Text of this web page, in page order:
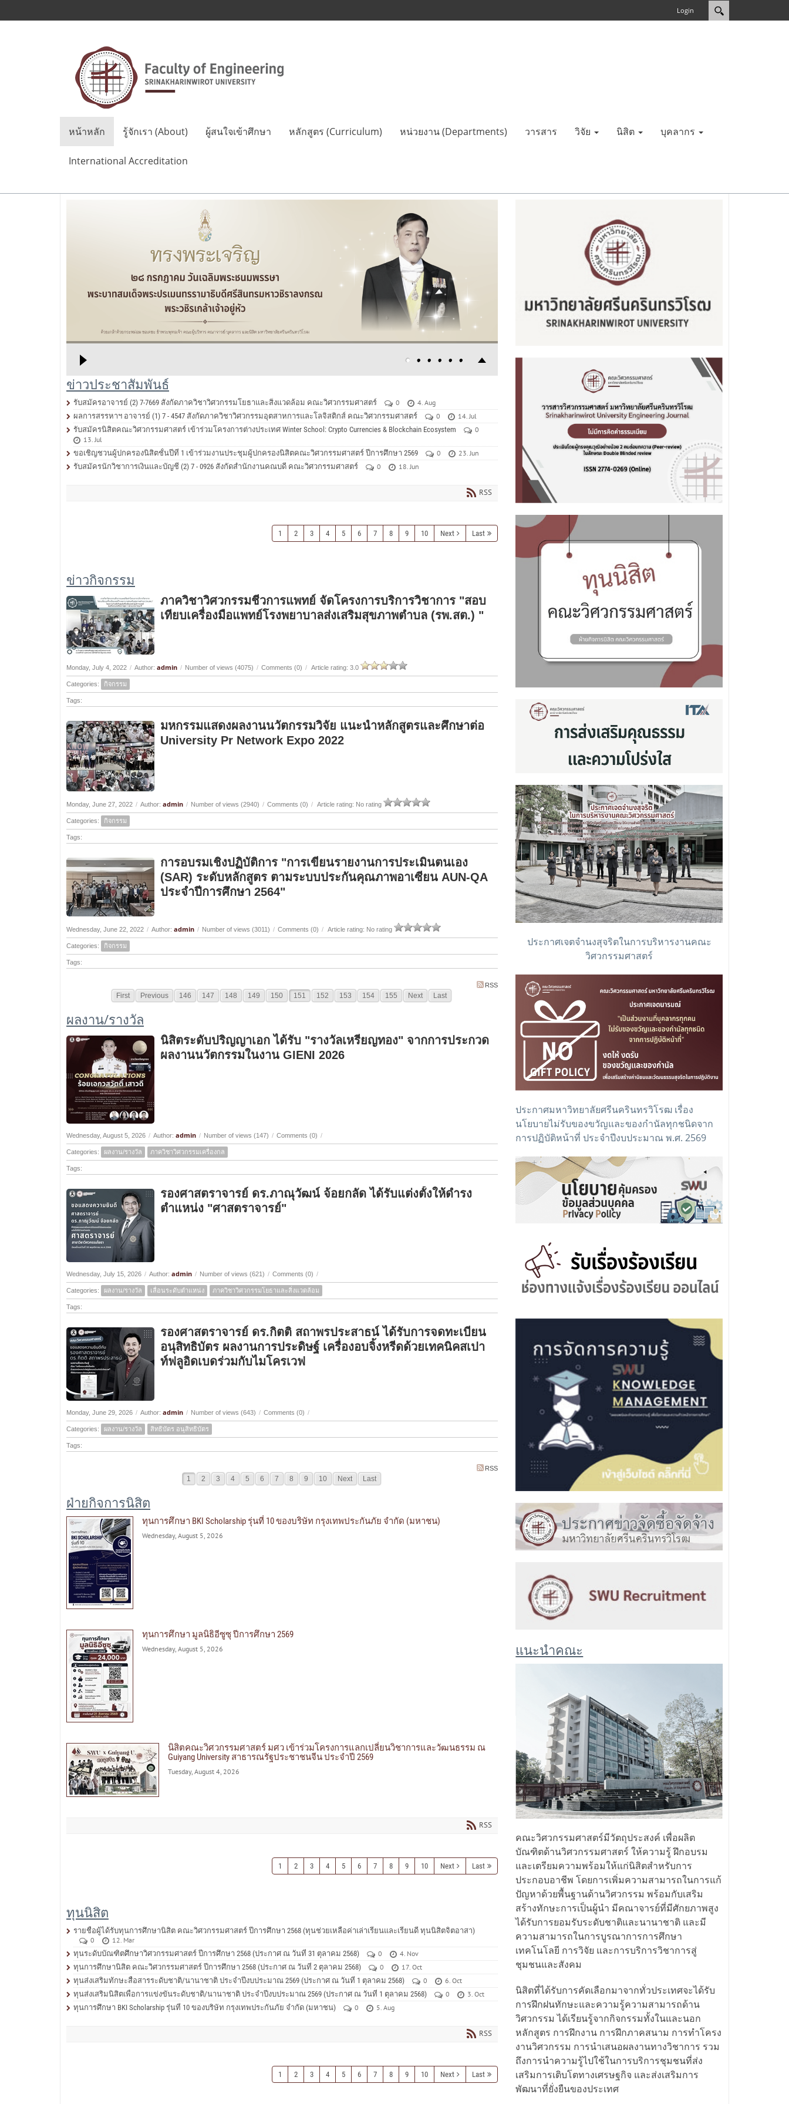
Login
หน้าหลัก รู้จักเรา (About) ผู้สนใจเข้าศึกษา หลักสูตร (Curriculum) หน่วยงาน (Departments) วารสาร วิจัย นิสิต บุคลากร
International Accreditation
ข่าวประชาสัมพันธ์
รับสมัครอาจารย์ (2) 7-7669 สังกัดภาควิชาวิศวกรรมโยธาและสิ่งแวดล้อม คณะวิศวกรรมศาสตร์ 0
4. Aug
ผลการสรรหาฯ อาจารย์ (1) 7 - 4547 สังกัดภาควิชาวิศวกรรมอุตสาหการและโลจิสติกส์ คณะวิศวกรรมศาสตร์
0
14. Jul
รับสมัครนิสิตคณะวิศวกรรมศาสตร์ เข้าร่วมโครงการต่างประเทศ Winter School: Crypto Currencies & Blockchain Ecosystem
0
13. Jul
ขอเชิญชวนผู้ปกครองนิสิตชั้นปีที่ 1 เข้าร่วมงานประชุมผู้ปกครองนิสิตคณะวิศวกรรมศาสตร์ ปีการศึกษา 2569
0
23. Jun
รับสมัครนักวิชาการเงินและบัญชี (2) 7 - 0926 สังกัดสำนักงานคณบดี คณะวิศวกรรมศาสตร์
0 18. Jun
RSS
1 2 3 4 5 6 7 8 9 10 Next Last
ข่าวกิจกรรม
ภาควิชาวิศวกรรมชีวการแพทย์ จัดโครงการบริการวิชาการ "สอบ
เทียบเครื่องมือแพทย์โรงพยาบาลส่งเสริมสุขภาพตำบล (รพ.สต.) "
Monday, July 4, 2022 / Author: admin / Number of views (4075) / Comments (0) / Article rating: 3.0
Categories: กิจกรรม
Tags:
มหกรรมแสดงผลงานนวัตกรรมวิจัย แนะนำหลักสูตรและศึกษาต่อ
University Pr Network Expo 2022
Monday, June 27, 2022 / Author: admin / Number of views (2940) / Comments (0) / Article rating: No rating
Categories: กิจกรรม
Tags:
การอบรมเชิงปฏิบัติการ "การเขียนรายงานการประเมินตนเอง
(SAR) ระดับหลักสูตร ตามระบบประกันคุณภาพอาเซียน AUN-QA
ประจำปีการศึกษา 2564"
Wednesday, June 22, 2022 / Author: admin / Number of views (3011) / Comments (0) / Article rating: No rating
Categories: กิจกรรม
Tags:
RSS
First Previous 146 147 148 149 150 151 152 153 154 155 Next Last
ผลงาน/รางวัล
นิสิตระดับปริญญาเอก ได้รับ "รางวัลเหรียญทอง" จากการประกวด
ผลงานนวัตกรรมในงาน GIENI 2026
Wednesday, August 5, 2026 / Author: admin / Number of views (147) / Comments (0) /
Categories: ผลงาน/รางวัล ภาควิชาวิศวกรรมเครื่องกล
Tags:
รองศาสตราจารย์ ดร.ภาณุวัฒน์ จ้อยกลัด ได้รับแต่งตั้งให้ดำรง
ตำแหน่ง "ศาสตราจารย์"
Wednesday, July 15, 2026 / Author: admin / Number of views (621) / Comments (0) /
Categories: ผลงาน/รางวัล เลื่อนระดับตำแหน่ง ภาควิชาวิศวกรรมโยธาและสิ่งแวดล้อม
Tags:
รองศาสตราจารย์ ดร.กิตติ สถาพรประสาธน์ ได้รับการจดทะเบียน
อนุสิทธิบัตร ผลงานการประดิษฐ์ เครื่องอบจิ้งหรีดด้วยเทคนิคสเปา
ท์ฟลูอิดเบดร่วมกับไมโครเวฟ
Monday, June 29, 2026 / Author: admin / Number of views (643) / Comments (0) /
Categories: ผลงาน/รางวัล สิทธิบัตร อนุสิทธิบัตร
Tags:
RSS
1 2 3 4 5 6 7 8 9 10 Next Last
ฝ่ายกิจการนิสิต
ทุนการศึกษา BKI Scholarship รุ่นที่ 10 ของบริษัท กรุงเทพประกันภัย จำกัด (มหาชน)
Wednesday, August 5, 2026
ทุนการศึกษา มูลนิธิอีซูซุ ปีการศึกษา 2569
Wednesday, August 5, 2026
นิสิตคณะวิศวกรรมศาสตร์ มศว เข้าร่วมโครงการแลกเปลี่ยนวิชาการและวัฒนธรรม ณ
Guiyang University สาธารณรัฐประชาชนจีน ประจำปี 2569
Tuesday, August 4, 2026
RSS
1 2 3 4 5 6 7 8 9 10 Next Last
ทุนนิสิต
รายชื่อผู้ได้รับทุนการศึกษานิสิต คณะวิศวกรรมศาสตร์ ปีการศึกษา 2568 (ทุนช่วยเหลือค่าเล่าเรียนและเรียนดี ทุนนิสิตจิตอาสา)
0
12. Mar
ทุนระดับบัณฑิตศึกษาวิศวกรรมศาสตร์ ปีการศึกษา 2568 (ประกาศ ณ วันที่ 31 ตุลาคม 2568)
0
4. Nov
ทุนการศึกษานิสิต คณะวิศวกรรมศาสตร์ ปีการศึกษา 2568 (ประกาศ ณ วันที่ 2 ตุลาคม 2568)
0
17. Oct
ทุนส่งเสริมทักษะสื่อสารระดับชาติ/นานาชาติ ประจำปีงบประมาณ 2569 (ประกาศ ณ วันที่ 1 ตุลาคม 2568)
0
6. Oct
ทุนส่งเสริมนิสิตเพื่อการแข่งขันระดับชาติ/นานาชาติ ประจำปีงบประมาณ 2569 (ประกาศ ณ วันที่ 1 ตุลาคม 2568)
0
3. Oct
ทุนการศึกษา BKI Scholarship รุ่นที่ 10 ของบริษัท กรุงเทพประกันภัย จำกัด (มหาชน)
0 5. Aug
RSS
1 2 3 4 5 6 7 8 9 10 Next Last
ประกาศเจตจำนงสุจริตในการบริหารงานคณะ
วิศวกรรมศาสตร์
ประกาศมหาวิทยาลัยศรีนครินทรวิโรฒ เรื่อง
นโยบายไม่รับของขวัญและของกำนัลทุกชนิดจาก
การปฏิบัติหน้าที่ ประจำปีงบประมาณ พ.ศ. 2569
แนะนำคณะ
คณะวิศวกรรมศาสตร์มีวัตถุประสงค์ เพื่อผลิต
บัณฑิตด้านวิศวกรรมศาสตร์ ให้ความรู้ ฝึกอบรม
และเตรียมความพร้อมให้แก่นิสิตสำหรับการ
ประกอบอาชีพ โดยการเพิ่มความสามารถในการแก้
ปัญหาด้วยพื้นฐานด้านวิศวกรรม พร้อมกับเสริม
สร้างทักษะการเป็นผู้นำ มีคณาจารย์ที่มีศักยภาพสูง
ได้รับการยอมรับระดับชาติและนานาชาติ และมี
ความสามารถในการบูรณาการการศึกษา
เทคโนโลยี การวิจัย และการบริการวิชาการสู่
ชุมชนและสังคม
นิสิตที่ได้รับการคัดเลือกมาจากทั่วประเทศจะได้รับ
การฝึกฝนทักษะและความรู้ความสามารถด้าน
วิศวกรรม ได้เรียนรู้จากกิจกรรมทั้งในและนอก
หลักสูตร การฝึกงาน การฝึกภาคสนาม การทำโครง
งานวิศวกรรม การนำเสนอผลงานทางวิชาการ รวม
ถึงการนำความรู้ไปใช้ในการบริการชุมชนที่ส่ง
เสริมการเติบโตทางเศรษฐกิจ และส่งเสริมการ
พัฒนาที่ยั่งยืนของประเทศ